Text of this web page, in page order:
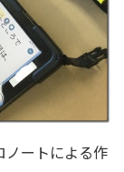
ノートによる作